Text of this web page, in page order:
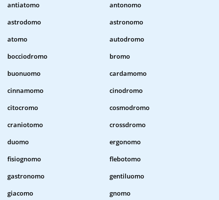
antiatomo
antonomo
astrodomo
astronomo
atomo
autodromo
bocciodromo
bromo
buonuomo
cardamomo
cinnamomo
cinodromo
citocromo
cosmodromo
craniotomo
crossdromo
duomo
ergonomo
fisiognomo
flebotomo
gastronomo
gentiluomo
giacomo
gnomo